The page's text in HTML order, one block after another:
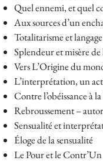
Quel ennemi, et quel
Aux sources d’un
Totalitarisme et langage
Splendeur et misère de
Vers L’Origine du
L’interprétation, un
Contre l’obéissance à
Rebroussement –
Sensualité et
Éloge de la sensualité
Le Pour et le Contr’Un